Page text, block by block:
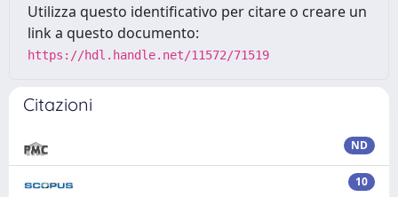
Utilizza questo identificativo per citare o creare un
link a questo documento:
https://hdl.handle.net/11572/71519
Citazioni
ND
10